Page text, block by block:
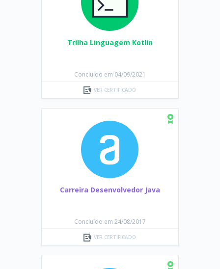
Trilha Linguagem Kotlin
Concluído em 04/09/2021
VER CERTIFICADO
Carreira Desenvolvedor Java
Concluído em 24/08/2017
VER CERTIFICADO